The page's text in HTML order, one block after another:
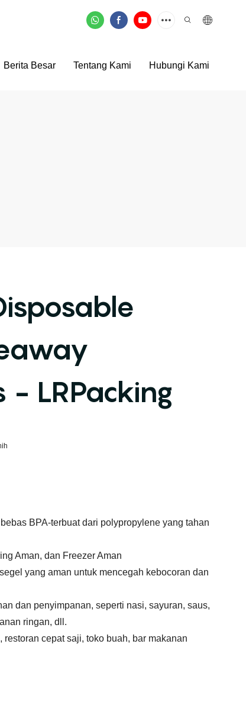
Berita Besar Tentang Kami Hubungi Kami
- LRPacking
BPA-terbuat dari polypropylene yang tahan
Aman, dan Freezer Aman
yang aman untuk mencegah kebocoran dan
dan penyimpanan, seperti nasi, sayuran, saus,
ringan, dll.
cepat saji, toko buah, bar makanan